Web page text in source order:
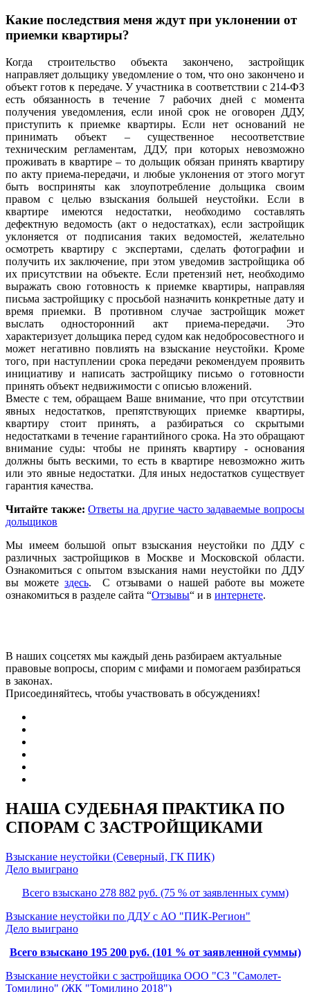
Какие последствия меня ждут при уклонении от
приемки квартиры?
Когда строительство объекта закончено, застройщик
направляет дольщику уведомление о том, что оно закончено и
объект готов к передаче. У участника в соответствии с 214-ФЗ
есть обязанность в течение 7 рабочих дней с момента
получения уведомления, если иной срок не оговорен ДДУ,
приступить к приемке квартиры. Если нет оснований не
принимать объект – существенное несоответствие
техническим регламентам, ДДУ, при которых невозможно
проживать в квартире – то дольщик обязан принять квартиру
по акту приема-передачи, и любые уклонения от этого могут
быть восприняты как злоупотребление дольщика своим
правом с целью взыскания большей неустойки. Если в
квартире имеются недостатки, необходимо составлять
дефектную ведомость (акт о недостатках), если застройщик
уклоняется от подписания таких ведомостей, желательно
осмотреть квартиру с экспертами, сделать фотографии и
получить их заключение, при этом уведомив застройщика об
их присутствии на объекте. Если претензий нет, необходимо
выражать свою готовность к приемке квартиры, направляя
письма застройщику с просьбой назначить конкретные дату и
время приемки. В противном случае застройщик может
выслать односторонний акт приема-передачи. Это
характеризует дольщика перед судом как недобросовестного и
может негативно повлиять на взыскание неустойки. Кроме
того, при наступлении срока передачи рекомендуем проявить
инициативу и написать застройщику письмо о готовности
принять объект недвижимости с описью вложений.
Вместе с тем, обращаем Ваше внимание, что при отсутствии
явных недостатков, препятствующих приемке квартиры,
квартиру стоит принять, а разбираться со скрытыми
недостатками в течение гарантийного срока. На это обращают
внимание суды: чтобы не принять квартиру - основания
должны быть вескими, то есть в квартире невозможно жить
или это явные недостатки. Для иных недостатков существует
гарантия качества.
Читайте также: Ответы на другие часто задаваемые вопросы
дольщиков
Мы имеем большой опыт взыскания неустойки по ДДУ с
различных застройщиков в Москве и Московской области.
Ознакомиться с опытом взыскания нами неустойки по ДДУ
вы можетездесь. С отзывами о нашей работе вы можете
ознакомиться в разделе сайта “Отзывы“ и в интернете.
В наших соцсетях мы каждый день разбираем актуальные
правовые вопросы, спорим с мифами и помогаем разбираться
в законах.
Присоединяйтесь, чтобы участвовать в обсуждениях!
НАША СУДЕБНАЯ ПРАКТИКА ПО
СПОРАМ С ЗАСТРОЙЩИКАМИ
Взыскание неустойки (Северный, ГК ПИК)
Дело выиграно
Всего взыскано 278 882 руб. (75 % от заявленных сумм)
Взыскание неустойки по ДДУ с АО "ПИК-Регион"
Дело выиграно
Всего взыскано 195 200 руб. (101 % от заявленной суммы)
Взыскание неустойки с застройщика ООО "СЗ "Самолет-
Томилино" (ЖК "Томилино 2018")